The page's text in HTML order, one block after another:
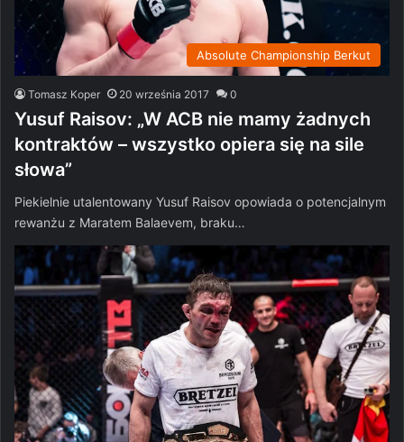
Absolute Championship Berkut
Tomasz Koper 20 września 2017 0
Yusuf Raisov: „W ACB nie mamy żadnych
kontraktów – wszystko opiera się na sile
słowa”
Piekielnie utalentowany Yusuf Raisov opowiada o potencjalnym
rewanżu z Maratem Balaevem, braku…